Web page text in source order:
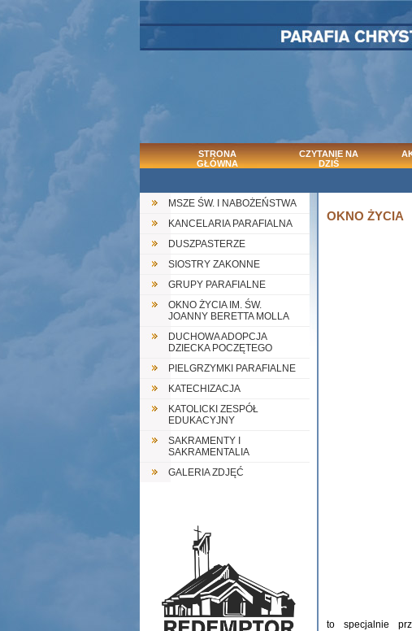
STRONA
GŁÓWNA
CZYTANIE NA
DZIŚ
MSZE ŚW. I NABOŻEŃSTWA
KANCELARIA PARAFIALNA
DUSZPASTERZE
SIOSTRY ZAKONNE
GRUPY PARAFIALNE
OKNO ŻYCIA IM. ŚW.
JOANNY BERETTA MOLLA
DUCHOWA ADOPCJA
DZIECKA POCZĘTEGO
PIELGRZYMKI PARAFIALNE
KATECHIZACJA
KATOLICKI ZESPÓŁ
EDUKACYJNY
SAKRAMENTY I
SAKRAMENTALIA
GALERIA ZDJĘĆ
OKNO ŻYCIA
to specjalnie